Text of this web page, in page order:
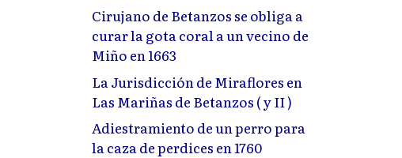
Cirujano de Betanzos se obliga a
curar la gota coral a un vecino de
Miño en 1663
La Jurisdicción de Miraflores en
Las Mariñas de Betanzos ( y II )
Adiestramiento de un perro para
la caza de perdices en 1760